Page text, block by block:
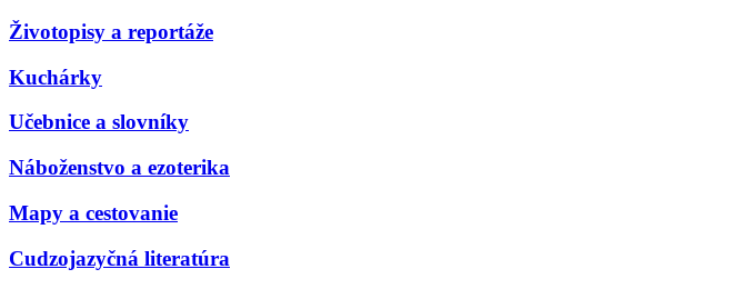
Životopisy a reportáže
Kuchárky
Učebnice a slovníky
Náboženstvo a ezoterika
Mapy a cestovanie
Cudzojazyčná literatúra